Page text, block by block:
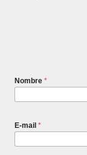
Nombre *
E-mail *